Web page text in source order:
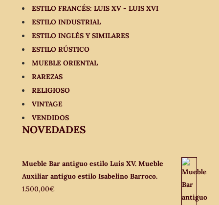
ESTILO FRANCÉS: LUIS XV - LUIS XVI
ESTILO INDUSTRIAL
ESTILO INGLÉS Y SIMILARES
ESTILO RÚSTICO
MUEBLE ORIENTAL
RAREZAS
RELIGIOSO
VINTAGE
VENDIDOS
NOVEDADES
Mueble Bar antiguo estilo Luis XV. Mueble
Auxiliar antiguo estilo Isabelino Barroco.
1.500,00€